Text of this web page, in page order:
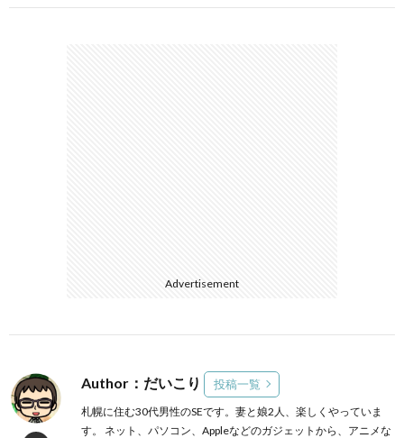
Advertisement
Author：だいこり 投稿一覧
札幌に住む30代男性のSEです。妻と娘2人、楽しくやっていま
す。 ネット、パソコン、Appleなどのガジェットから、アニメな